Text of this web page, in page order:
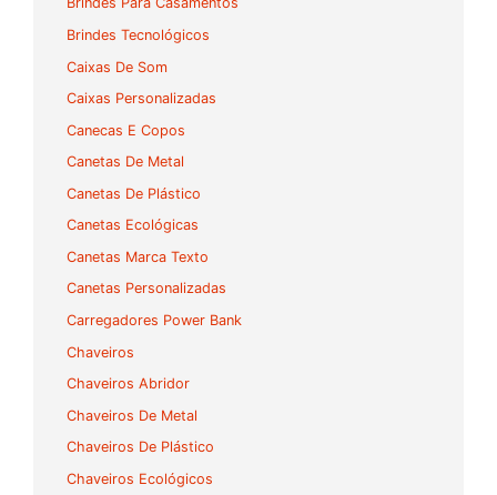
Brindes Tecnológicos
Caixas De Som
Caixas Personalizadas
Canecas E Copos
Canetas De Metal
Canetas De Plástico
Canetas Ecológicas
Canetas Marca Texto
Canetas Personalizadas
Carregadores Power Bank
Chaveiros
Chaveiros Abridor
Chaveiros De Metal
Chaveiros De Plástico
Chaveiros Ecológicos